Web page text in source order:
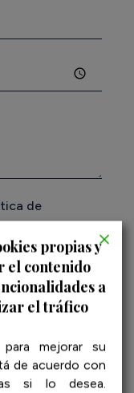
de
propias y
el contenido
a
el tráfico
mejorar su
de acuerdo con
si lo desea.